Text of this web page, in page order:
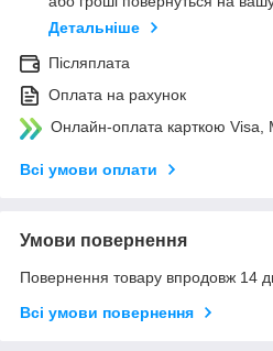
Детальніше
Післяплата
Оплата на рахунок
Онлайн-оплата карткою Visa,
Всі умови оплати
Умови повернення
Повернення товару впродовж 14
Всі умови повернення